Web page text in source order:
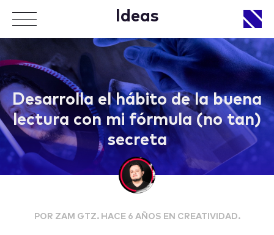
Ideas
Desarrolla el hábito de la buena
lectura con mi fórmula (no tan)
secreta
POR ZAM GTZ. HACE 6 AÑOS EN CREATIVIDAD.
APPROACH
WORKS